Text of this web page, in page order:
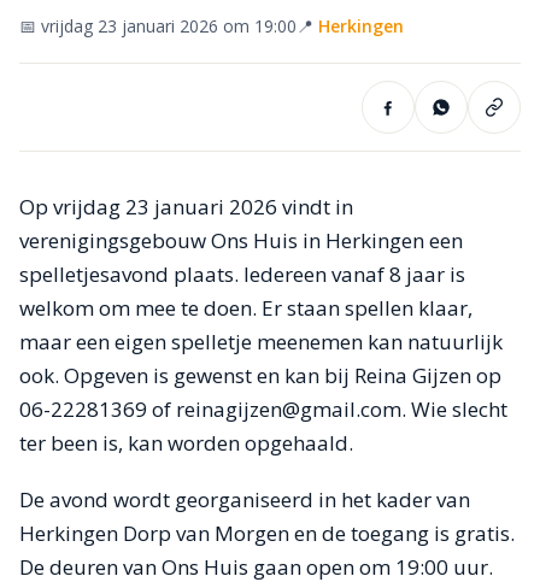
📅 vrijdag 23 januari 2026 om 19:00📍 Herkingen
Op vrijdag 23 januari 2026 vindt in
verenigingsgebouw Ons Huis in Herkingen een
spelletjesavond plaats. Iedereen vanaf 8 jaar is
welkom om mee te doen. Er staan spellen klaar,
maar een eigen spelletje meenemen kan natuurlijk
ook. Opgeven is gewenst en kan bij Reina Gijzen op
06-22281369 of reinagijzen@gmail.com. Wie slecht
ter been is, kan worden opgehaald.
De avond wordt georganiseerd in het kader van
Herkingen Dorp van Morgen en de toegang is gratis.
De deuren van Ons Huis gaan open om 19:00 uur.